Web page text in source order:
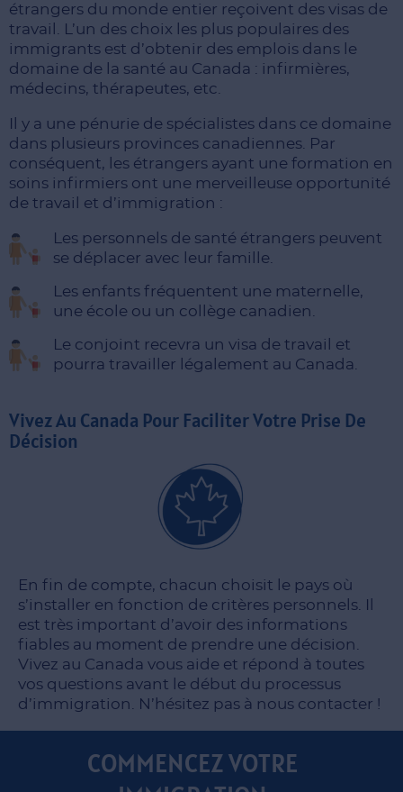
étrangers du monde entier reçoivent des visas de
travail. L’un des choix les plus populaires des
immigrants est d’obtenir des emplois dans le
domaine de la santé au Canada : infirmières,
médecins, thérapeutes, etc.
Il y a une pénurie de spécialistes dans ce domaine
dans plusieurs provinces canadiennes. Par
conséquent, les étrangers ayant une formation en
soins infirmiers ont une merveilleuse opportunité
de travail et d’immigration :
Les personnels de santé étrangers peuvent
se déplacer avec leur famille.
Les enfants fréquentent une maternelle,
une école ou un collège canadien.
Le conjoint recevra un visa de travail et
pourra travailler légalement au Canada.
Vivez Au Canada Pour Faciliter Votre Prise De
Décision
En fin de compte, chacun choisit le pays où
s’installer en fonction de critères personnels. Il
est très important d’avoir des informations
fiables au moment de prendre une décision.
Vivez au Canada vous aide et répond à toutes
vos questions avant le début du processus
d’immigration. N’hésitez pas à nous contacter !
COMMENCEZ VOTRE